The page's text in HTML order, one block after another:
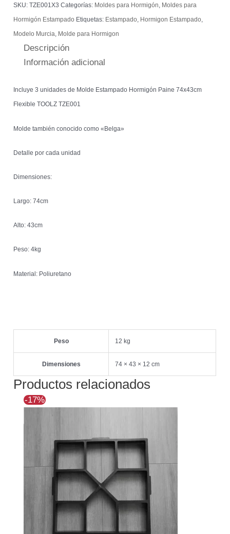
SKU:TZE001X3 Categorías: Moldes para Hormigón, Moldes para
Hormigón Estampado Etiquetas: Estampado, Hormigon Estampado,
Modelo Murcia, Molde para Hormigon
Descripción
Información adicional
Incluye 3 unidades de Molde Estampado Hormigón Paine 74x43cm
Flexible TOOLZ TZE001
Molde también conocido como «Belga»
Detalle por cada unidad
Dimensiones:
Largo: 74cm
Alto: 43cm
Peso: 4kg
Material: Poliuretano
Peso 12 kg
Dimensiones 74 × 43 × 12 cm
Productos relacionados
-17%
precio precio
$10.284.